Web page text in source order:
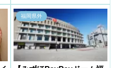
福岡県外